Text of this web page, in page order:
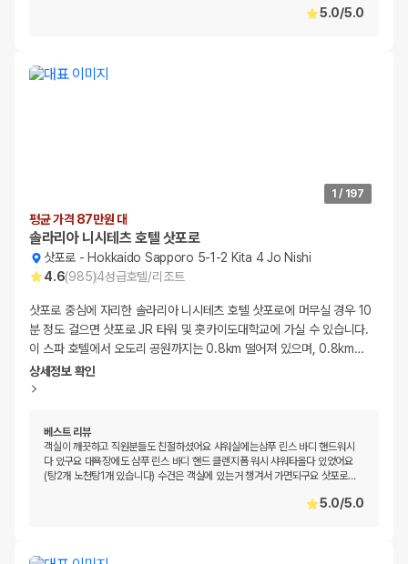
5.0/5.0
1 / 197
평균 가격 87만원 대
솔라리아 니시테츠 호텔 삿포로
삿포로 - Hokkaido Sapporo 5-1-2 Kita 4 Jo Nishi
4.6(985)4성급호텔/리조트
삿포로 중심에 자리한 솔라리아 니시테츠 호텔 삿포로에 머무실 경우 10
분 정도 걸으면 삿포로 JR 타워 및 홋카이도대학교에 가실 수 있습니다.
이 스파 호텔에서 오도리 공원까지는 0.8km 떨어져 있으며, 0.8km…
상세정보 확인
베스트 리뷰
객실이 깨끗하고 직원분들도 친절하셨어요 샤워실에는삼푸 린스 바디 핸드워시
다 있구요 대욕장에도 샴푸 린스 바디 핸드 클렌지폼 워시 샤워타올다 있었어요
(탕2개 노천탕1개 있습니다) 수건은 객실에 있는거 챙겨서 가면되구요 삿포로…
5.0/5.0